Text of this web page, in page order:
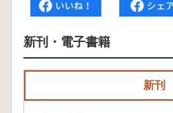
新刊・電子書籍
新刊